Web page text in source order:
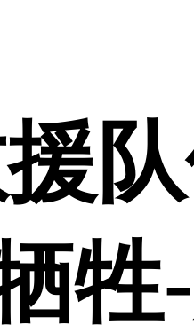
牲